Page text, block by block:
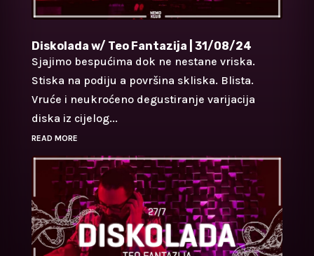
Diskolada w/ Teo Fantazija | 31/08/24
Sjajimo bespućima dok ne nestane vriska.
Stiska na podiju a površina skliska. Blista.
Vruće i neukroćeno degustiranje varijacija
diska iz cijelog...
READ MORE